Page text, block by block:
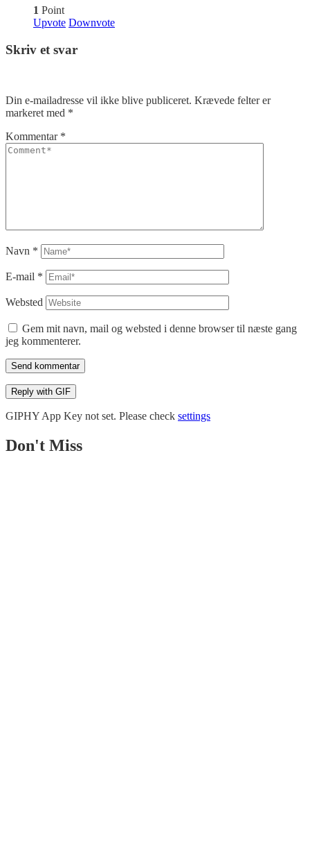
1 Point
Upvote Downvote
Skriv et svar
Din e-mailadresse vil ikke blive publiceret. Krævede felter er
markeret med *
Kommentar *
Navn *
E-mail *
Websted
Gem mit navn, mail og websted i denne browser til næste gang
jeg kommenterer.
Send kommentar
Reply with GIF
GIPHY App Key not set. Please check settings
Don't Miss